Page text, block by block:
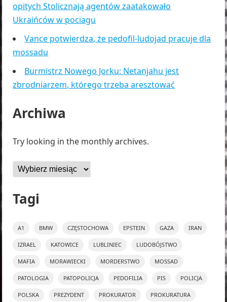
opitych Stolicznają agentów zaatakowało
Ukraińców w pociagu
Vance potwierdza, że pedofil-ludojad pracuje dla
mossadu
Burmistrz Nowego Jorku: Netanjahu jest
zbrodniarzem, którego trzeba aresztować
Archiwa
Try looking in the monthly archives.
Archiwa
Tagi
A1 BMW CZĘSTOCHOWA EPSTEIN GAZA IRAN
IZRAEL KATOWICE LUBLINIEC LUDOBÓJSTWO
MAFIA MORAWIECKI MORDERSTWO MOSSAD
PATOLOGIA PATOPOLICJA PEDOFILIA PIS POLICJA
POLSKA PREZYDENT PROKURATOR PROKURATURA